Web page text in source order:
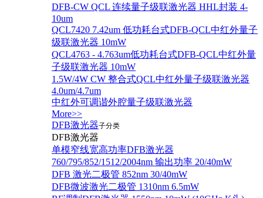
DFB-CW QCL 连续量子级联激光器 HHL封装 4-
10um
QCL7420 7.42um 低功耗台式DFB-QCL中红外量子
级联激光器 10mW
QCL4763 - 4.763um低功耗台式DFB-QCL中红外量
子级联激光器 10mW
1.5W/4W CW 整合式QCL中红外量子级联激光器
4.0um/4.7um
中红外可调谐外腔量子级联激光器
More>>
DFB激光器子分类
DFB激光器
单模窄线宽高功率DFB激光器
760/795/852/1512/2004nm 输出功率 20/40mW
DFB 激光二极管 852nm 30/40mW
DFB微波激光二极管 1310nm 6.5mW